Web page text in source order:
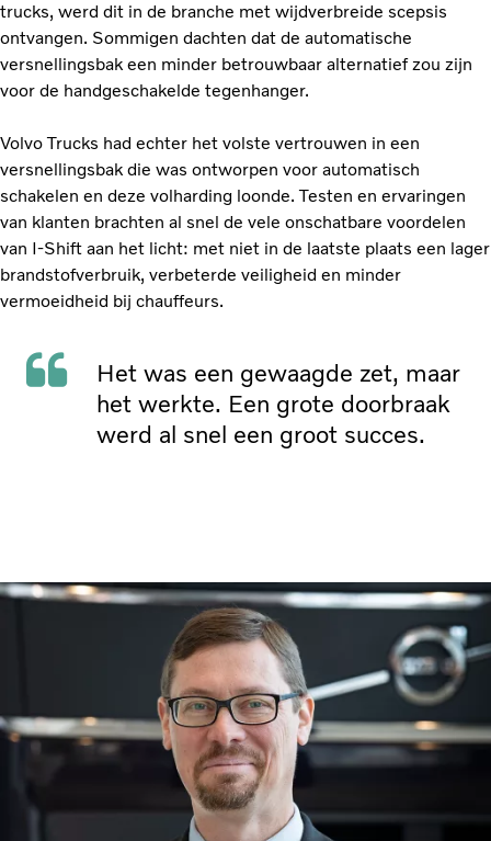
trucks, werd dit in de branche met wijdverbreide scepsis
ontvangen. Sommigen dachten dat de automatische
versnellingsbak een minder betrouwbaar alternatief zou zijn
voor de handgeschakelde tegenhanger.
Volvo Trucks had echter het volste vertrouwen in een
versnellingsbak die was ontworpen voor automatisch
schakelen en deze volharding loonde. Testen en ervaringen
van klanten brachten al snel de vele onschatbare voordelen
van I-Shift aan het licht: met niet in de laatste plaats een lager
brandstofverbruik, verbeterde veiligheid en minder
vermoeidheid bij chauffeurs.
Het was een gewaagde zet, maar
het werkte. Een grote doorbraak
werd al snel een groot succes.